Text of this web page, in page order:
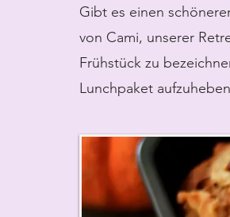
Gibt es einen
von Cami, unserer
Frühstück zu
Lunchpaket